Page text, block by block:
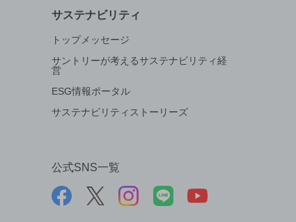
サステナビリティ
トップメッセージ
サントリーが考えるサステナビリティ経
営
ESG情報ポータル
サステナビリティストーリーズ
公式SNS一覧